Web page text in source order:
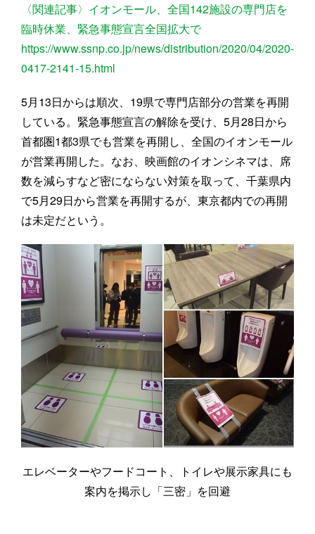
〈関連記事〉イオンモール、全国142施設の専門店を
臨時休業、緊急事態宣言全国拡大で
https://www.ssnp.co.jp/news/distribution/2020/04/2020-
0417-2141-15.html
5月13日からは順次、19県で専門店部分の営業を再開
している。緊急事態宣言の解除を受け、5月28日から
首都圏1都3県でも営業を再開し、全国のイオンモール
が営業再開した。なお、映画館のイオンシネマは、席
数を減らすなど密にならない対策を取って、千葉県内
で5月29日から営業を再開するが、東京都内での再開
は未定だという。
エレベーターやフードコート、トイレや展示家具にも
案内を掲示し「三密」を回避